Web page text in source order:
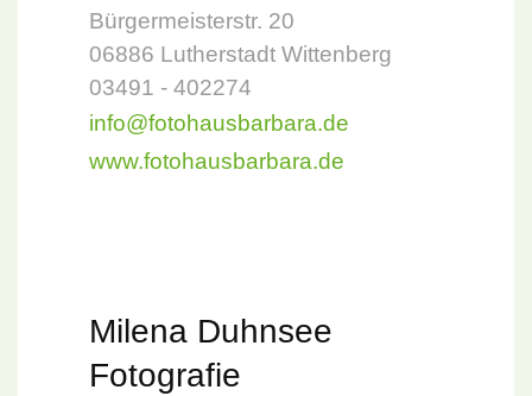
Bürgermeisterstr. 20
06886 Lutherstadt Wittenberg
03491 - 402274
info@fotohausbarbara.de
www.fotohausbarbara.de
Milena Duhnsee
Fotografie